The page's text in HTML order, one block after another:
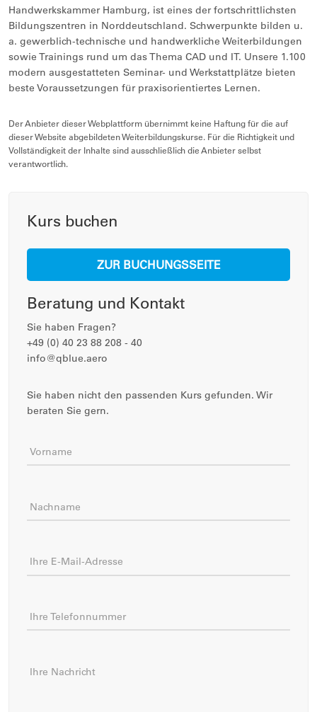
Handwerkskammer Hamburg, ist eines der fortschrittlichsten
Bildungszentren in Norddeutschland. Schwerpunkte bilden u.
a. gewerblich-technische und handwerkliche Weiterbildungen
sowie Trainings rund um das Thema CAD und IT. Unsere 1.100
modern ausgestatteten Seminar- und Werkstattplätze bieten
beste Voraussetzungen für praxisorientiertes Lernen.
Der Anbieter dieser Webplattform übernimmt keine Haftung für die auf
dieser Website abgebildeten Weiterbildungskurse. Für die Richtigkeit und
Vollständigkeit der Inhalte sind ausschließlich die Anbieter selbst
verantwortlich.
Kurs buchen
ZUR BUCHUNGSSEITE
Beratung und Kontakt
Sie haben Fragen?
+49 (0) 40 23 88 208 - 40
info@qblue.aero
Sie haben nicht den passenden Kurs gefunden. Wir
beraten Sie gern.
Vorname
Nachname
Ihre E-Mail-Adresse
Ihre Telefonnummer
Ihre Nachricht